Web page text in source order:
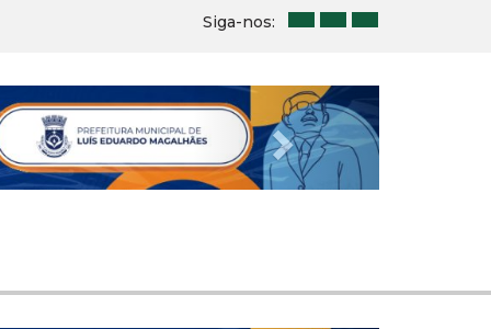
Siga-nos:
Next